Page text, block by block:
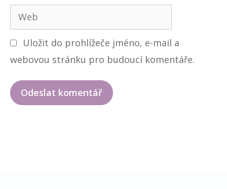
i
l
W
e
b
Uložit do prohlížeče jméno, e-mail a
webovou stránku pro budoucí komentáře.